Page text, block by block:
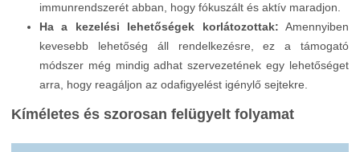
immunrendszerét abban, hogy fókuszált és aktív maradjon.
Ha a kezelési lehetőségek korlátozottak: Amennyiben
kevesebb lehetőség áll rendelkezésre, ez a támogató
módszer még mindig adhat szervezetének egy lehetőséget
arra, hogy reagáljon az odafigyelést igénylő sejtekre.
Kíméletes és szorosan felügyelt folyamat